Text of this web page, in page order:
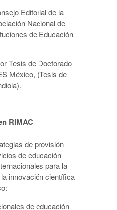
Editorial de la
Nacional de
de Educación
Tesis de Doctorado
México, (Tesis de
RIMAC
de provisión
de educación
para la
innovación científica
de educación